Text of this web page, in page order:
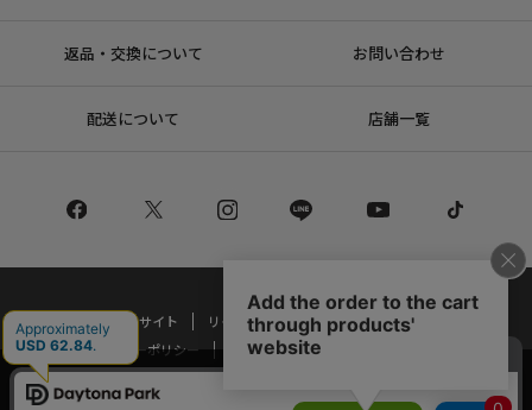
返品・交換について お問い合わせ
配送について 店舗一覧
コーポレートサイト リクルート
サステナブルマークについて
プライバシーポリシー
特定商取引法・古物営業法に基づく表記
当サイトでは利用体験の向上およびコンテンツの最適な提供、トラフィック